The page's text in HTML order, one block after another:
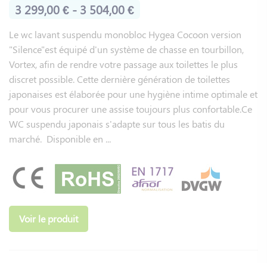
3 299,00 € - 3 504,00 €
Le wc lavant suspendu monobloc Hygea Cocoon version
"Silence"est équipé d'un système de chasse en tourbillon,
Vortex, afin de rendre votre passage aux toilettes le plus
discret possible. Cette dernière génération de toilettes
japonaises est élaborée pour une hygiène intime optimale et
pour vous procurer une assise toujours plus confortable.Ce
WC suspendu japonais s'adapte sur tous les batis du
marché. Disponible en ...
Voir le produit